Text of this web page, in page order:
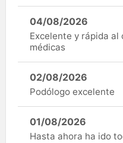
04/08/2026
Excelente y rápida al
médicas
02/08/2026
Podólogo excelente
01/08/2026
Hasta ahora ha ido